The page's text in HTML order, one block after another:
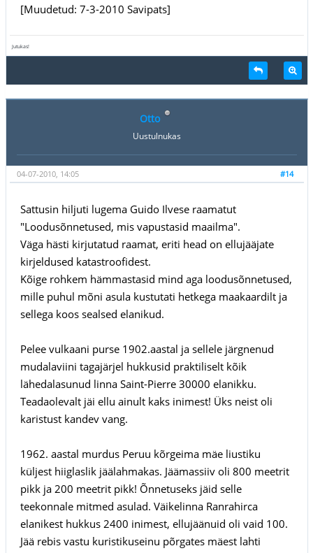
[Muudetud: 7-3-2010 Savipats]
Jutukas!
Otto
Uustulnukas
#14
04-07-2010, 14:05
Sattusin hiljuti lugema Guido Ilvese raamatut
"Loodusõnnetused, mis vapustasid maailma".
Väga hästi kirjutatud raamat, eriti head on ellujääjate
kirjeldused katastroofidest.
Kõige rohkem hämmastasid mind aga loodusõnnetused,
mille puhul mõni asula kustutati hetkega maakaardilt ja
sellega koos sealsed elanikud.
Pelee vulkaani purse 1902.aastal ja sellele järgnenud
mudalaviini tagajärjel hukkusid praktiliselt kõik
lähedalasunud linna Saint-Pierre 30000 elanikku.
Teadaolevalt jäi ellu ainult kaks inimest! Üks neist oli
karistust kandev vang.
1962. aastal murdus Peruu kõrgeima mäe liustiku
küljest hiiglaslik jäälahmakas. Jäämassiiv oli 800 meetrit
pikk ja 200 meetrit pikk! Õnnetuseks jäid selle
teekonnale mitmed asulad. Väikelinna Ranrahirca
elanikest hukkus 2400 inimest, ellujäänuid oli vaid 100.
Jää rebis vastu kuristikuseinu põrgates mäest lahti